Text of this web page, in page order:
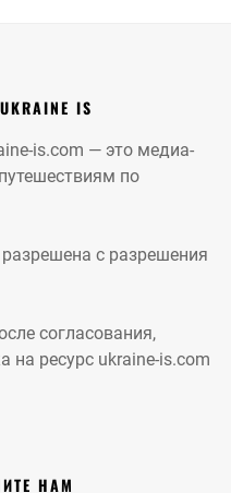
IS
is.com — это медиа-
по
с разрешения
согласования,
на ресурс ukraine-is.com
НАМ